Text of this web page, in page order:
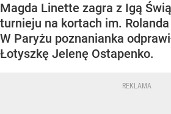
Magda Linette zagra z Igą
turnieju na kortach im.
W Paryżu poznanianka
Łotyszkę Jelenę Ostapenko.